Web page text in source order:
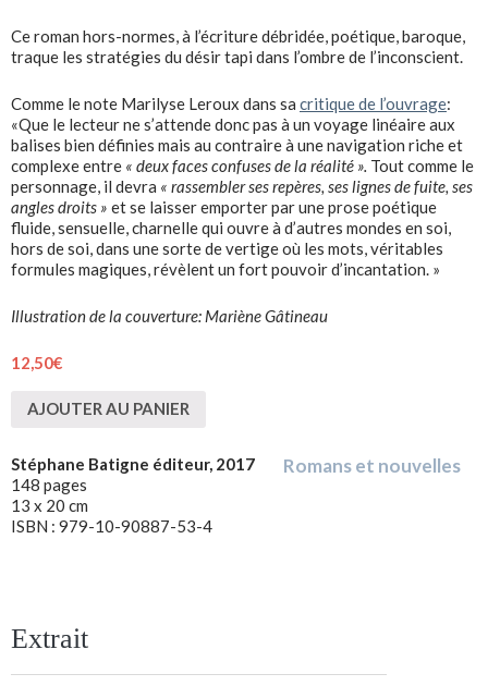
Ce roman hors-normes, à l’écriture débridée, poétique, baroque,
traque les stratégies du désir tapi dans l’ombre de l’inconscient.
Comme le note Marilyse Leroux dans sa critique de l’ouvrage:
«Que le lecteur ne s’attende donc pas à un voyage linéaire aux
balises bien définies mais au contraire à une navigation riche et
complexe entre « deux faces confuses de la réalité ». Tout comme le
personnage, il devra « rassembler ses repères, ses lignes de fuite, ses
angles droits » et se laisser emporter par une prose poétique
fluide, sensuelle, charnelle qui ouvre à d’autres mondes en soi,
hors de soi, dans une sorte de vertige où les mots, véritables
formules magiques, révèlent un fort pouvoir d’incantation. »
Illustration de la couverture: Mariène Gâtineau
12,50€
AJOUTER AU PANIER
Stéphane Batigne éditeur, 2017
148 pages
13 x 20 cm
ISBN : 979-10-90887-53-4
Romans et nouvelles
Extrait